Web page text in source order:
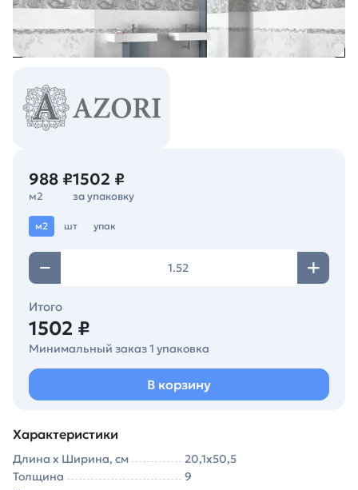
988 ₽
м2
1502 ₽
за упаковку
м2 шт упак
Итого
1502 ₽
Минимальный заказ 1 упаковка
В корзину
Характеристики
Длина х Ширина, см
20,1х50,5
Толщина
9